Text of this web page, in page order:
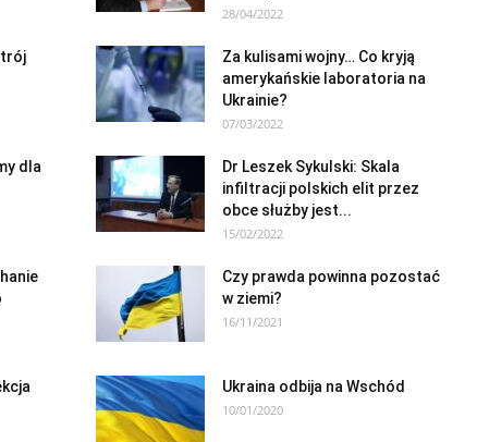
28/04/2022
Za kulisami wojny… Co kryją
amerykańskie laboratoria na
Ukrainie?
07/03/2022
dla
Dr Leszek Sykulski: Skala
infiltracji polskich elit przez
obce służby jest...
15/02/2022
Czy prawda powinna pozostać
w ziemi?
16/11/2021
Ukraina odbija na Wschód
10/01/2020